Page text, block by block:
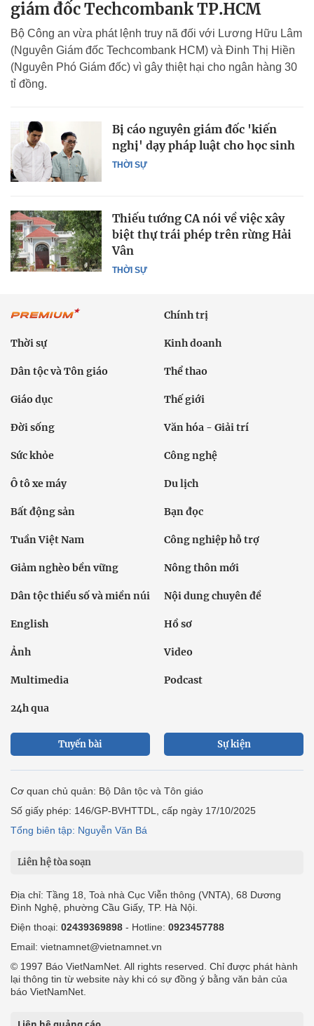
giám đốc Techcombank TP.HCM
Bộ Công an vừa phát lệnh truy nã đối với Lương Hữu Lâm
(Nguyên Giám đốc Techcombank HCM) và Đinh Thị Hiền
(Nguyên Phó Giám đốc) vì gây thiệt hại cho ngân hàng 30
tỉ đồng.
THỜI SỰ
Bị cáo nguyên giám đốc 'kiến
nghị' dạy pháp luật cho học sinh
THỜI SỰ
Thiếu tướng CA nói về việc xây
biệt thự trái phép trên rừng Hải
Vân
Chính trị
Thời sự Kinh doanh
Dân tộc và Tôn giáo Thể thao
Giáo dục Thế giới
Đời sống Văn hóa - Giải trí
Sức khỏe Công nghệ
Ô tô xe máy Du lịch
Bất động sản Bạn đọc
Tuần Việt Nam Công nghiệp hỗ trợ
Giảm nghèo bền vững Nông thôn mới
Dân tộc thiểu số và miền núi Nội dung chuyên đề
English Hồ sơ
Ảnh Video
Multimedia Podcast
24h qua
Tuyến bài Sự kiện
Cơ quan chủ quản: Bộ Dân tộc và Tôn giáo
Số giấy phép: 146/GP-BVHTTDL, cấp ngày 17/10/2025
Tổng biên tập: Nguyễn Văn Bá
Liên hệ tòa soạn
Địa chỉ: Tầng 18, Toà nhà Cục Viễn thông (VNTA), 68 Dương
Đình Nghệ, phường Cầu Giấy, TP. Hà Nội.
Điện thoại: 02439369898 - Hotline: 0923457788
Email: vietnamnet@vietnamnet.vn
© 1997 Báo VietNamNet. All rights reserved. Chỉ được phát hành
lại thông tin từ website này khi có sự đồng ý bằng văn bản của
báo VietNamNet.